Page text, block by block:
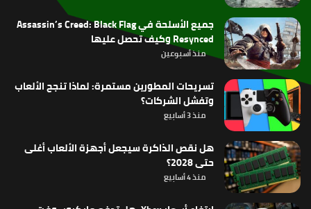
جميع الأسلحة في Assassin’s Creed: Black Flag
Resynced وكيف تحصل عليها
منذ أسبوعين
تسريحات المطورين مستمرة: لماذا تنجح الألعاب
وتفشل الشركات؟
منذ 3 أسابيع
هل نقص الذاكرة سيجعل أجهزة الألعاب أغلى
حتى 2028؟
منذ 4 أسابيع